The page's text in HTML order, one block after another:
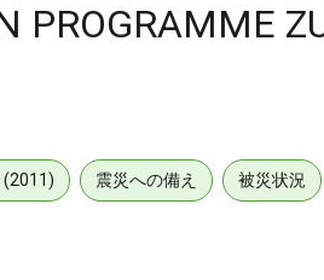
PROGRAMME
(2011) 震災への備え 被災状況